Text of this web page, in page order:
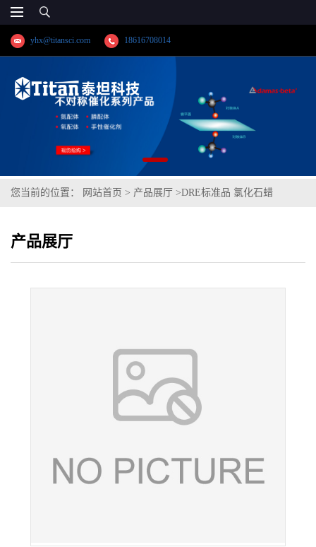
yhx@titansci.com 18616708014
您当前的位置： 网站首页 > 产品展厅 >DRE标准品 氯化石蜡
产品展厅